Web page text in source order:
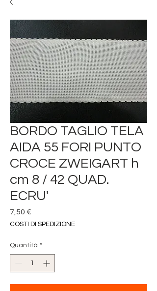
BORDO TAGLIO TELA
AIDA 55 FORI PUNTO
CROCE ZWEIGART h
cm 8 / 42 QUAD.
ECRU'
7,50 €
COSTI DI SPEDIZIONE
Quantità *